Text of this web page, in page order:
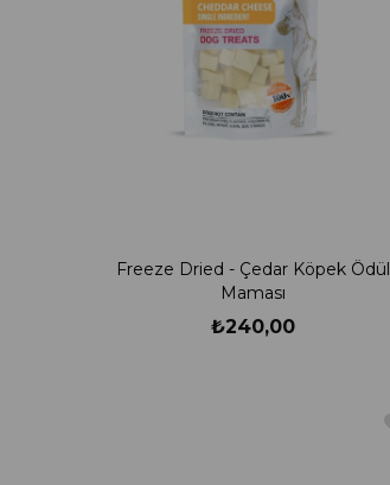
Freeze Dried - Çedar Köpek Ödül
Maması
₺240,00